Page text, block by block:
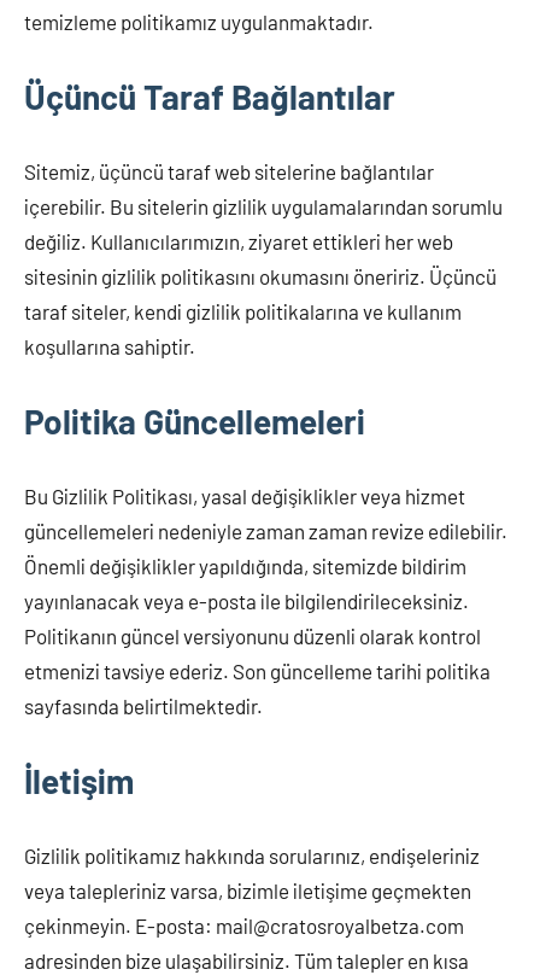
temizleme politikamız uygulanmaktadır.
Üçüncü Taraf Bağlantılar
Sitemiz, üçüncü taraf web sitelerine bağlantılar
içerebilir. Bu sitelerin gizlilik uygulamalarından sorumlu
değiliz. Kullanıcılarımızın, ziyaret ettikleri her web
sitesinin gizlilik politikasını okumasını öneririz. Üçüncü
taraf siteler, kendi gizlilik politikalarına ve kullanım
koşullarına sahiptir.
Politika Güncellemeleri
Bu Gizlilik Politikası, yasal değişiklikler veya hizmet
güncellemeleri nedeniyle zaman zaman revize edilebilir.
Önemli değişiklikler yapıldığında, sitemizde bildirim
yayınlanacak veya e-posta ile bilgilendirileceksiniz.
Politikanın güncel versiyonunu düzenli olarak kontrol
etmenizi tavsiye ederiz. Son güncelleme tarihi politika
sayfasında belirtilmektedir.
İletişim
Gizlilik politikamız hakkında sorularınız, endişeleriniz
veya talepleriniz varsa, bizimle iletişime geçmekten
çekinmeyin. E-posta: mail@cratosroyalbetza.com
adresinden bize ulaşabilirsiniz. Tüm talepler en kısa